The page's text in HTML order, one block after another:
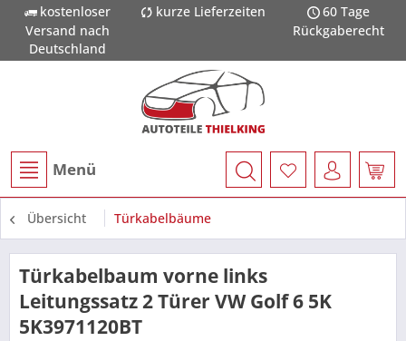
kostenloser
Versand nach
Deutschland
kurze Lieferzeiten
60 Tage
Rückgaberecht
Menü
Übersicht Türkabelbäume
Türkabelbaum vorne links
Leitungssatz 2 Türer VW Golf 6 5K
5K3971120BT